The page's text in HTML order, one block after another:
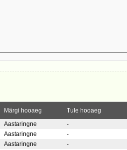
Märgi hooaeg Tule hooaeg
Aastaringne -
Aastaringne -
Aastaringne -